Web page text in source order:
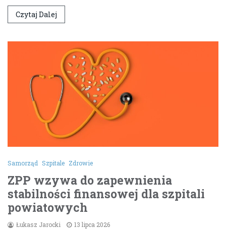
Czytaj Dalej
Samorząd Szpitale Zdrowie
ZPP wzywa do zapewnienia
stabilności finansowej dla szpitali
powiatowych
Łukasz Jarocki 13 lipca 2026